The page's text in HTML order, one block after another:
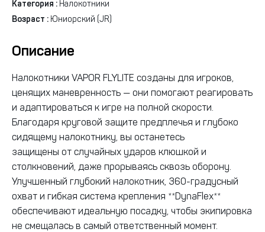
Категория : Налокотники
Возраст : Юниорский (JR)
Описание
Налокотники VAPOR FLYLITE созданы для игроков,
ценящих маневренность — они помогают реагировать
и адаптироваться к игре на полной скорости.
Благодаря круговой защите предплечья и глубоко
сидящему налокотнику, вы останетесь
защищены от случайных ударов клюшкой и
столкновений, даже прорываясь сквозь оборону.
Улучшенный глубокий налокотник, 360-градусный
охват и гибкая система крепления **DynaFlex**
обеспечивают идеальную посадку, чтобы экипировка
не смещалась в самый ответственный момент.